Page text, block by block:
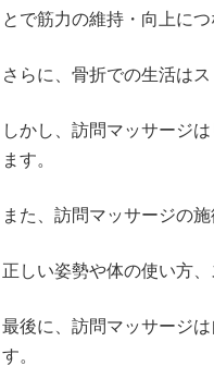
とで筋力の維持・向上につ
さらに、骨折での生活は
しかし、訪問マッサージ
ます。
また、訪問マッサージの
正しい姿勢や体の使い方
最後に、訪問マッサージ
す。